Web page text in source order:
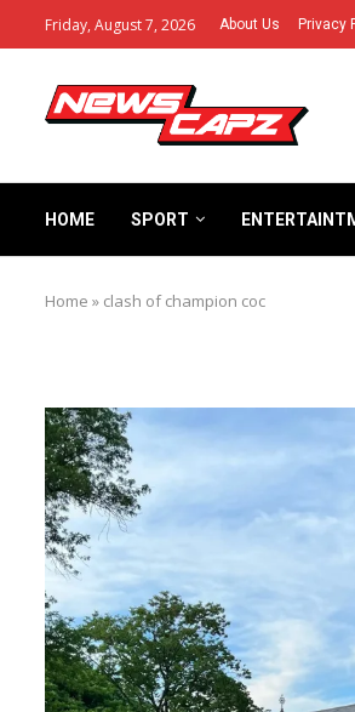
Friday, August 7, 2026 About Us Privacy
HOME SPORT
Home » clash of champion coc